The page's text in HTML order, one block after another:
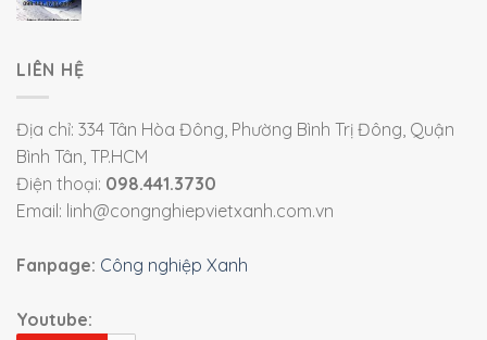
LIÊN HỆ
Địa chỉ: 334 Tân Hòa Đông, Phường Bình Trị Đông, Quận
Bình Tân, TP.HCM
Điện thoại: 098.441.3730
Email: linh@congnghiepvietxanh.com.vn
Fanpage: Công nghiệp Xanh
Youtube: